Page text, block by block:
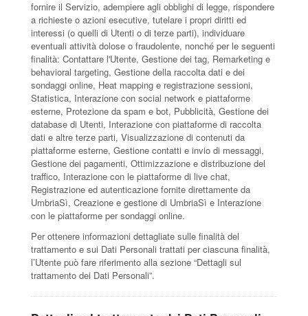
fornire il Servizio, adempiere agli obblighi di legge, rispondere
a richieste o azioni esecutive, tutelare i propri diritti ed
interessi (o quelli di Utenti o di terze parti), individuare
eventuali attività dolose o fraudolente, nonché per le seguenti
finalità: Contattare l'Utente, Gestione dei tag, Remarketing e
behavioral targeting, Gestione della raccolta dati e dei
sondaggi online, Heat mapping e registrazione sessioni,
Statistica, Interazione con social network e piattaforme
esterne, Protezione da spam e bot, Pubblicità, Gestione dei
database di Utenti, Interazione con piattaforme di raccolta
dati e altre terze parti, Visualizzazione di contenuti da
piattaforme esterne, Gestione contatti e invio di messaggi,
Gestione dei pagamenti, Ottimizzazione e distribuzione del
traffico, Interazione con le piattaforme di live chat,
Registrazione ed autenticazione fornite direttamente da
UmbriaSì, Creazione e gestione di UmbriaSì e Interazione
con le piattaforme per sondaggi online.
Per ottenere informazioni dettagliate sulle finalità del
trattamento e sui Dati Personali trattati per ciascuna finalità,
l’Utente può fare riferimento alla sezione “Dettagli sul
trattamento dei Dati Personali”.